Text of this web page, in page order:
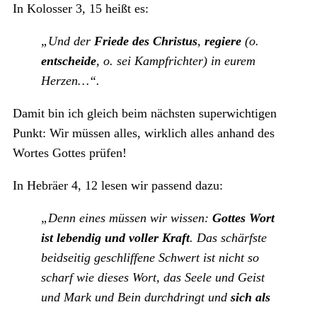
In Kolosser 3, 15 heißt es:
„Und der Friede des Christus, regiere (o.
entscheide, o. sei Kampfrichter) in eurem
Herzen…“.
Damit bin ich gleich beim nächsten superwichtigen
Punkt: Wir müssen alles, wirklich alles anhand des
Wortes Gottes prüfen!
In Hebräer 4, 12 lesen wir passend dazu:
„Denn eines müssen wir wissen: Gottes Wort
ist lebendig und voller Kraft. Das schärfste
beidseitig geschliffene Schwert ist nicht so
scharf wie dieses Wort, das Seele und Geist
und Mark und Bein durchdringt und sich als